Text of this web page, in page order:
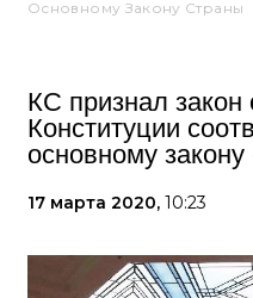
Основному Закону Страны
КС признал закон
Конституции
основному
17 марта 2020, 10:23